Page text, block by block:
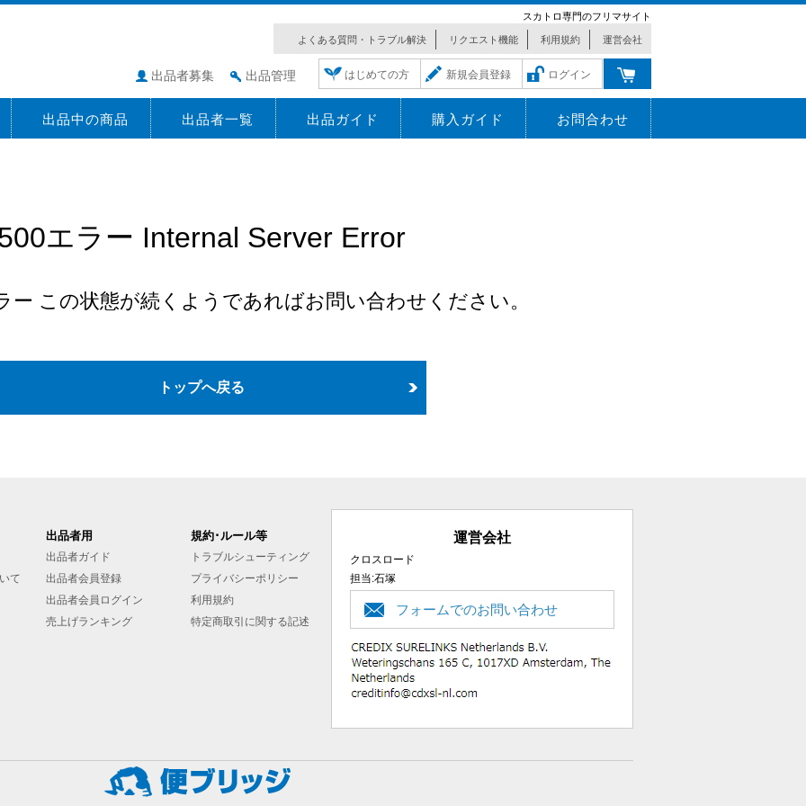
スカトロ専門のフリマサイト
よくある質問・トラブル解決 リクエスト機能 利用規約 運営会社
出品者募集 出品管理 はじめての方 新規会員登録 ログイン
出品中の商品 出品者一覧 出品ガイド 購入ガイド お問合わせ
エラー Internal Server Error
ー この状態が続くようであればお問い合わせください。
トップへ戻る
て
出品者用
出品者ガイド
出品者会員登録
出品者会員ログイン
売上げランキング
規約･ルール等
トラブルシューティング
プライバシーポリシー
利用規約
特定商取引に関する記述
運営会社
クロスロード
担当:石塚
フォームでのお問い合わせ